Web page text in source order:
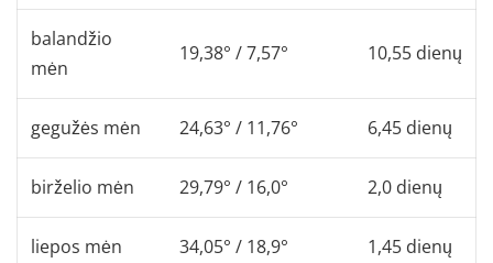
balandžio
mėn
19,38° / 7,57° 10,55 dienų
gegužės mėn 24,63° / 11,76° 6,45 dienų
birželio mėn 29,79° / 16,0° 2,0 dienų
liepos mėn 34,05° / 18,9° 1,45 dienų